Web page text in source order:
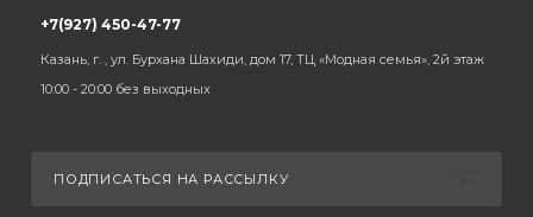
+7(927) 450-47-77
Казань, г. , ул. Бурхана Шахиди, дом 17, ТЦ «Модная семья», 2й этаж
10:00 - 20:00 без выходных
ПОДПИСАТЬСЯ НА РАССЫЛКУ